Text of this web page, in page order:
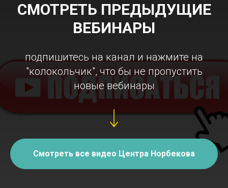
СМОТРЕТЬ ПРЕДЫДУЩИЕ
ВЕБИНАРЫ
подпишитесь на канал и нажмите на
"колокольчик", что бы не пропустить
новые вебинары
Смотреть все видео Центра Норбекова